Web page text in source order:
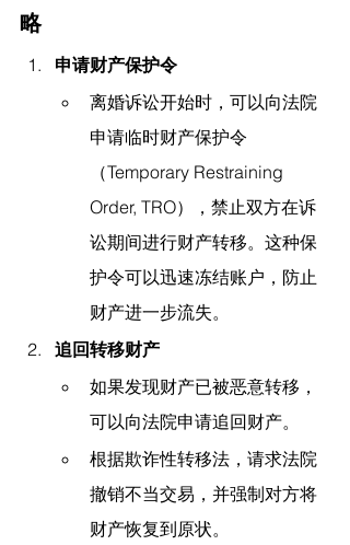
略
申请财产保护令
离婚诉讼开始时，可以向法院
申请临时财产保护令
（Temporary Restraining
Order, TRO），禁止双方在诉
讼期间进行财产转移。这种保
护令可以迅速冻结账户，防止
财产进一步流失。
追回转移财产
如果发现财产已被恶意转移，
可以向法院申请追回财产。
根据欺诈性转移法，请求法院
撤销不当交易，并强制对方将
财产恢复到原状。